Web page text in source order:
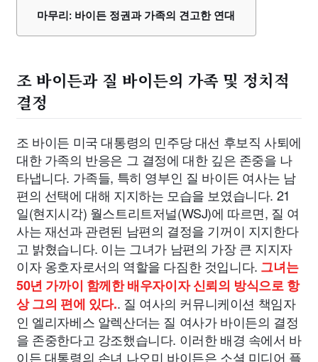
마무리: 바이든 정권과 가족의 견고한 연대
조 바이든과 질 바이든의 가족 및 정치적
결정
조 바이든 미국 대통령의 민주당 대선 후보직 사퇴에
대한 가족의 반응은 그 결정에 대한 깊은 존중을 나
타냅니다. 가족들, 특히 영부인 질 바이든 여사는 남
편의 선택에 대해 지지하는 모습을 보였습니다. 21
일(현지시각) 월스트리트저널(WSJ)에 따르면, 질 여
사는 재선과 관련된 남편의 결정을 기꺼이 지지한다
고 밝혔습니다. 이는 그녀가 남편의 가장 큰 지지자
이자 옹호자로서의 역할을 다짐한 것입니다. 그녀는
50년 가까이 함께한 배우자이자 신뢰의 방식으로 항
상 그의 편에 있다.. 질 여사의 커뮤니케이션 책임자
인 엘리자베스 알렉산더는 질 여사가 바이든의 결정
을 존중한다고 강조했습니다. 이러한 배경 속에서 바
이든 대통령의 손녀 나오미 바이든은 소셜 미디어 플